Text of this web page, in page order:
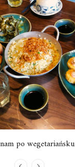
po wegetariańsku